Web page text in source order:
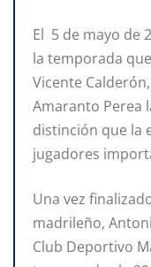
El 5 de mayo de
la temporada
Vicente
Amaranto Perea
distinción que la
jugadores
Una vez
madrileño,
Club Deportivo